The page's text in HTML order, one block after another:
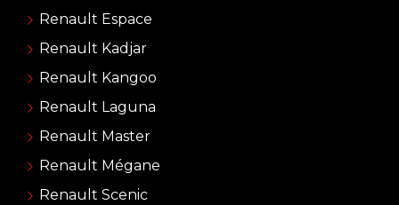
Renault Espace
Renault Kadjar
Renault Kangoo
Renault Laguna
Renault Master
Renault Mégane
Renault Scenic